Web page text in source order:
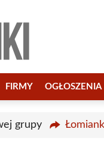
FIRMY OGŁOSZENIA
grupy